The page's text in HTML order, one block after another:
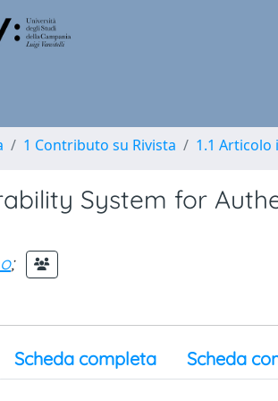
1 Contributo su Rivista 1.1 Articolo
System for
;
Scheda completa Scheda